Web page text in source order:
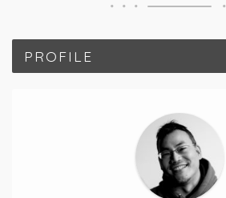
PROFILE